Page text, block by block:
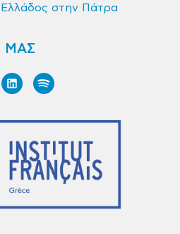
Ελλάδος στην Πάτρα
ΜΑΣ